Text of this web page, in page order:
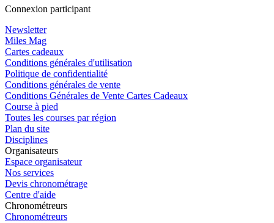
Connexion participant
Newsletter
Miles Mag
Cartes cadeaux
Conditions générales d'utilisation
Politique de confidentialité
Conditions générales de vente
Conditions Générales de Vente Cartes Cadeaux
Course à pied
Toutes les courses par région
Plan du site
Disciplines
Organisateurs
Espace organisateur
Nos services
Devis chronométrage
Centre d'aide
Chronométreurs
Chronométreurs